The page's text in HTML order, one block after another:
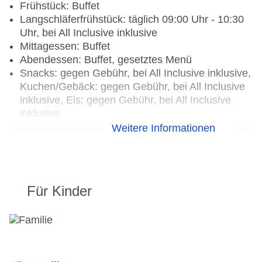
Frühstück: Buffet
Langschläferfrühstück: täglich 09:00 Uhr - 10:30
Uhr, bei All Inclusive inklusive
Mittagessen: Buffet
Abendessen: Buffet, gesetztes Menü
Snacks: gegen Gebühr, bei All Inclusive inklusive,
Kuchen/Gebäck: gegen Gebühr, bei All Inclusive
inklusive, Eis: gegen Gebühr, bei All Inclusive
inklusive
Getränke: ausgewählte nicht alkoholische
ausgewählte internationale alkoholische
Nachmittag: gegen Gebühr
Weitere Informationen
Für Kinder